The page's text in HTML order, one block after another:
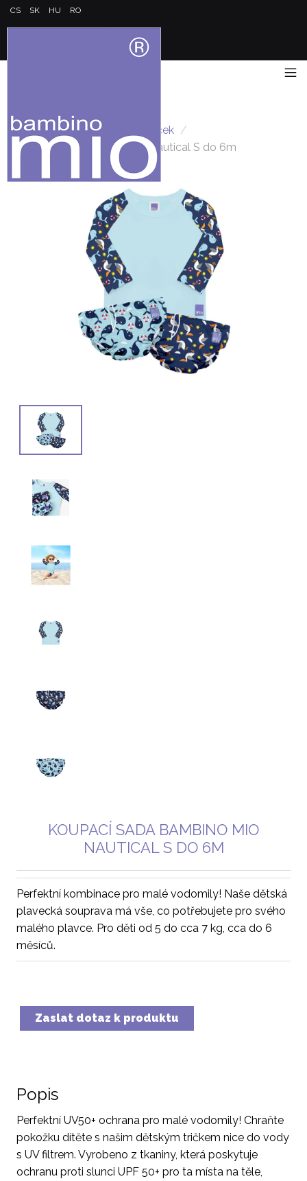
CS SK HU RO
Úvod / Sady plavek a triček /
Koupací sada Bambino Mio Nautical S do 6m
KOUPACÍ SADA BAMBINO MIO
NAUTICAL S DO 6M
Perfektní kombinace pro malé vodomily! Naše dětská
plavecká souprava má vše, co potřebujete pro svého
malého plavce. Pro děti od 5 do cca 7 kg, cca do 6
měsíců.
Zaslat dotaz k produktu
Popis
Perfektní UV50+ ochrana pro malé vodomily! Chraňte
pokožku dítěte s našim dětským tričkem nice do vody
s UV filtrem. Vyrobeno z tkaniny, která poskytuje
ochranu proti slunci UPF 50+ pro ta místa na těle,